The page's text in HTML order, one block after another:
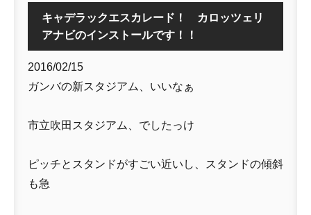
キャデラックエスカレード！ カロッツェリ
アナビのインストールです！！
2016/02/15
ガンバの新スタジアム、いいなぁ
市立吹田スタジアム、でしたっけ
ピッチとスタンドがすごい近いし、スタンドの傾斜
も急